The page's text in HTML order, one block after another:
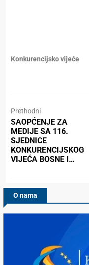
Konkurencijsko vijeće
Prethodni
SAOPĆENJE ZA
MEDIJE SA 116.
SJEDNICE
KONKURENCIJSKOG
VIJEĆA BOSNE I…
O nama